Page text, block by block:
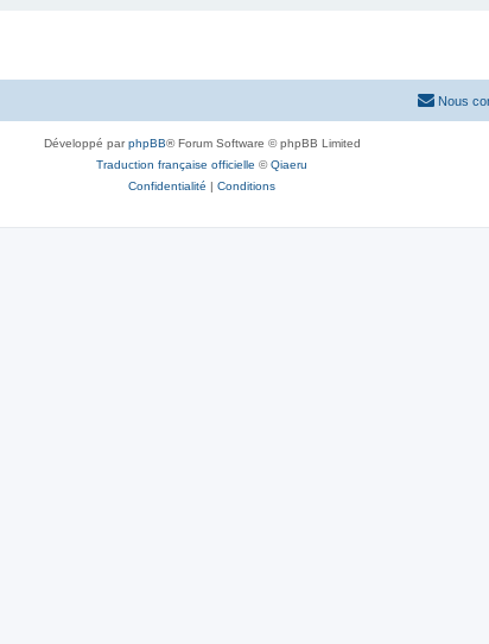
Nous
Développé parphpBB® Forum Software © phpBB Limited
Traduction française officielle ©Qiaeru
Confidentialité | Conditions